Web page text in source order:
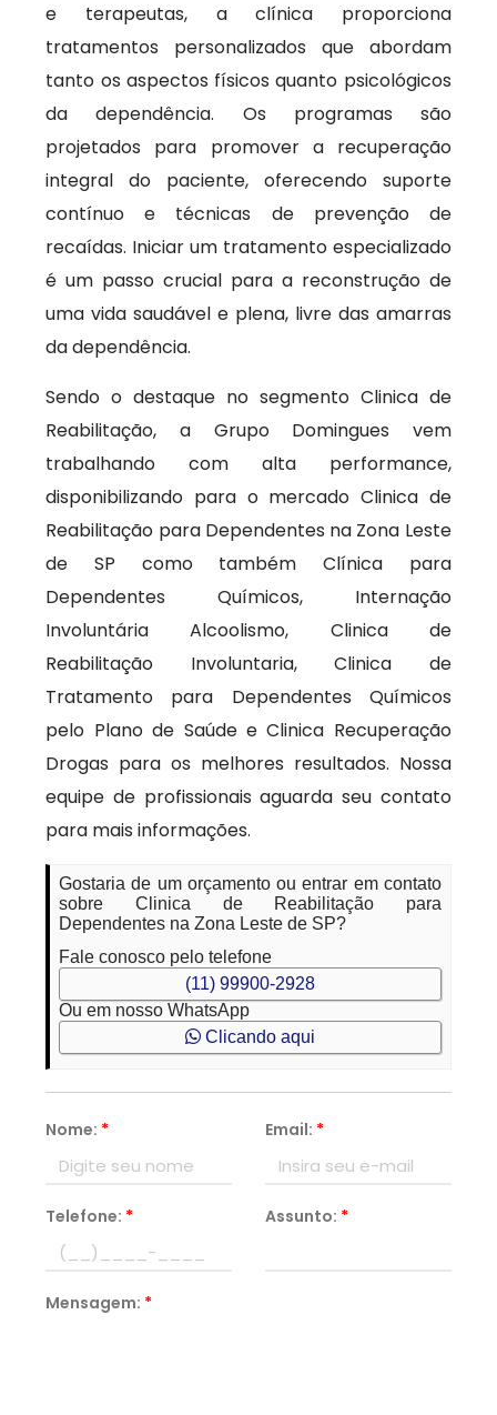
e terapeutas, a clínica proporciona
tratamentos personalizados que abordam
tanto os aspectos físicos quanto psicológicos
da dependência. Os programas são
projetados para promover a recuperação
integral do paciente, oferecendo suporte
contínuo e técnicas de prevenção de
recaídas. Iniciar um tratamento especializado
é um passo crucial para a reconstrução de
uma vida saudável e plena, livre das amarras
da dependência.
Sendo o destaque no segmento Clinica de
Reabilitação, a Grupo Domingues vem
trabalhando com alta performance,
disponibilizando para o mercado Clinica de
Reabilitação para Dependentes na Zona Leste
de SP como também Clínica para
Dependentes Químicos, Internação
Involuntária Alcoolismo, Clinica de
Reabilitação Involuntaria, Clinica de
Tratamento para Dependentes Químicos
pelo Plano de Saúde e Clinica Recuperação
Drogas para os melhores resultados. Nossa
equipe de profissionais aguarda seu contato
para mais informações.
Gostaria de um orçamento ou entrar em contato
sobre Clinica de Reabilitação para
Dependentes na Zona Leste de SP?
Fale conosco pelo telefone
(11) 99900-2928
Ou em nosso WhatsApp
Clicando aqui
Nome: * Email: *
Telefone: * Assunto: *
Mensagem: *